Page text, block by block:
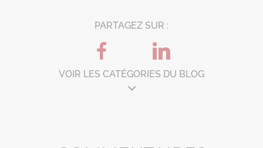
PARTAGEZ SUR :
VOIR LES CATÉGORIES DU BLOG